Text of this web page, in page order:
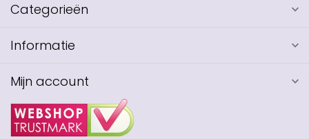
Categorieën
Informatie
Mijn account